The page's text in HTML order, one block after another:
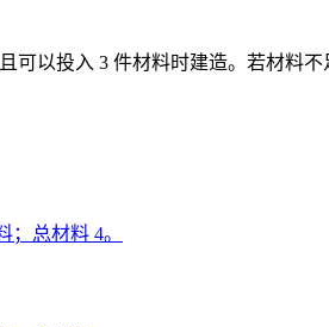
可以投入 3 件材料时建造。若材料
；总材料 4。